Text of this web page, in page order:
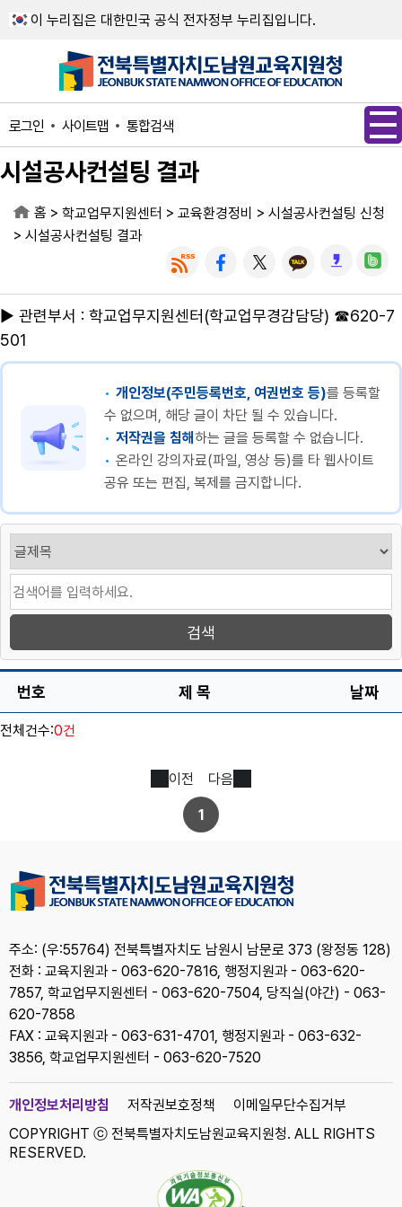
이 누리집은 대한민국 공식 전자정부 누리집입니다.
로그인 사이트맵 통합검색
시설공사컨설팅 결과
홈 > 학교업무지원센터 > 교육환경정비 > 시설공사컨설팅 신청
> 시설공사컨설팅 결과
▶ 관련부서 : 학교업무지원센터(학교업무경감담당) ☎620-7
501
개인정보(주민등록번호, 여권번호 등)를 등록할
수 없으며, 해당 글이 차단 될 수 있습니다.
저작권을 침해하는 글을 등록할 수 없습니다.
온라인 강의자료(파일, 영상 등)를 타 웹사이트
공유 또는 편집, 복제를 금지합니다.
번호 제 목 날짜
전체건수:0건
이전
1
다음
주소: (우:55764) 전북특별자치도 남원시 남문로 373 (왕정동 128)
전화 : 교육지원과 - 063-620-7816, 행정지원과 - 063-620-
7857, 학교업무지원센터 - 063-620-7504, 당직실(야간) - 063-
620-7858
FAX : 교육지원과 - 063-631-4701, 행정지원과 - 063-632-
3856, 학교업무지원센터 - 063-620-7520
개인정보처리방침 저작권보호정책
이메일무단수집거부
COPYRIGHT ⓒ 전북특별자치도남원교육지원청. ALL RIGHTS
RESERVED.